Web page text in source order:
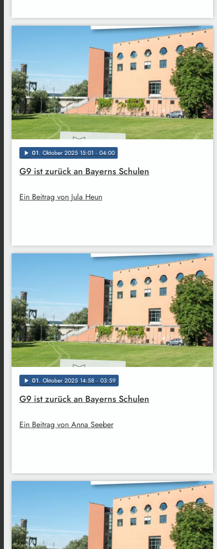
play_arrow 01. Oktober 2025 15:01 · 04:00
G9 ist zurück an Bayerns Schulen
Ein Beitrag von Jula Heun
play_arrow 01. Oktober 2025 14:58 · 03:59
G9 ist zurück an Bayerns Schulen
Ein Beitrag von Anna Seeber